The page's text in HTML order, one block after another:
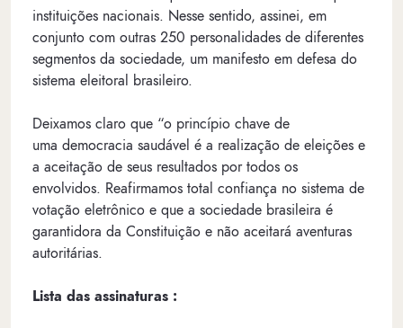
instituições nacionais. Nesse sentido, assinei, em
conjunto com outras 250 personalidades de diferentes
segmentos da sociedade, um manifesto em defesa do
sistema eleitoral brasileiro.
Deixamos claro que “o princípio chave de
uma democracia saudável é a realização de eleições e
a aceitação de seus resultados por todos os
envolvidos. Reafirmamos total confiança no sistema de
votação eletrônico e que a sociedade brasileira é
garantidora da Constituição e não aceitará aventuras
autoritárias.
Lista das assinaturas :